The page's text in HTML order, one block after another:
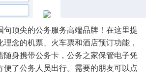
句顶尖的公务服务高端品牌！在这里提
念的机票、火车票和酒店预订功能，
随身携带公务卡，公务之家保管电子凭
便了公务人员出行。需要的朋友可以点